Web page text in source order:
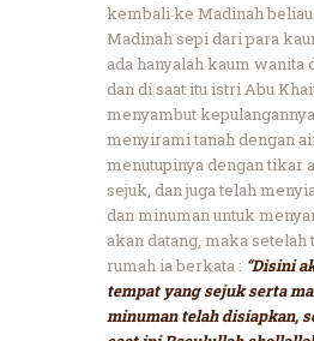
kembali ke Madinah
Madinah sepi dari para
ada hanyalah kaum wanita
dan di saat itu istri Abu
menyambut
menyirami tanah dengan
menutupinya dengan tikar
sejuk, dan juga telah
dan minuman untuk
akan datang, maka setelah
rumah ia berkata : “Disini
tempat yang sejuk serta
minuman telah disiapkan,